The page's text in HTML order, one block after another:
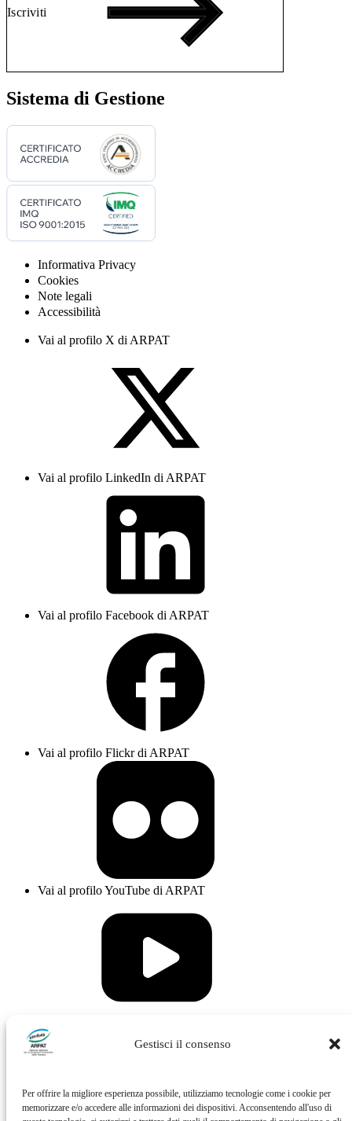
Gestisci il consenso
Per offrire la migliore esperienza possibile, utilizziamo tecnologie come i cookie per
memorizzare e/o accedere alle informazioni dei dispositivi. Acconsentendo all'uso di
Iscriviti
Sistema di Gestione
Informativa Privacy
Cookies
Note legali
Accessibilità
Vai al profilo X di ARPAT
Vai al profilo LinkedIn di ARPAT
Vai al profilo Facebook di ARPAT
Vai al profilo Flickr di ARPAT
Vai al profilo YouTube di ARPAT
Vai al profilo Issuu di ARPAT